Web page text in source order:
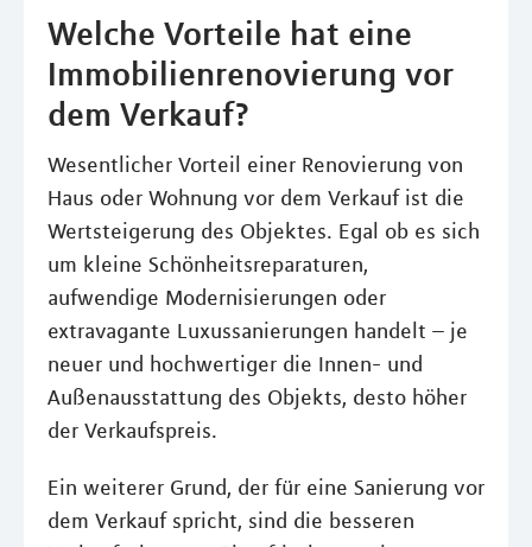
Welche Vorteile hat eine
Immobilienrenovierung vor
dem Verkauf?
Wesentlicher Vorteil einer Renovierung von
Haus oder Wohnung vor dem Verkauf ist die
Wertsteigerung des Objektes. Egal ob es sich
um kleine Schönheitsreparaturen,
aufwendige Modernisierungen oder
extravagante Luxussanierungen handelt – je
neuer und hochwertiger die Innen- und
Außenausstattung des Objekts, desto höher
der Verkaufspreis.
Ein weiterer Grund, der für eine Sanierung vor
dem Verkauf spricht, sind die besseren